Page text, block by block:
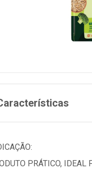
PRÁTICO, IDEAL